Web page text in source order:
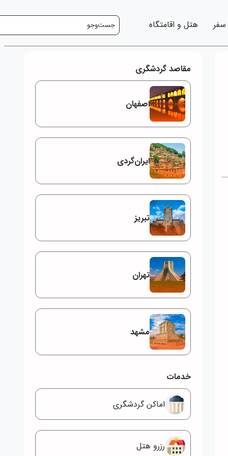
سفر هتل و اقامتگاه
مقاصد گردشگری
اصفهان
ایران‌گردی
تبریز
تهران
مشهد
خدمات
اماکن گردشگری
رزرو هتل